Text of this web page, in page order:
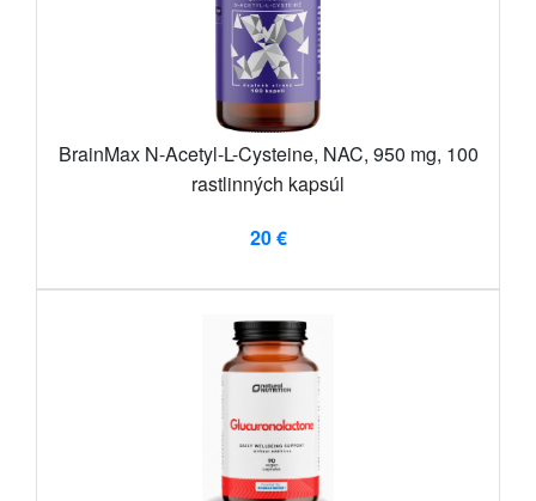
BrainMax N-Acetyl-L-Cysteine, NAC, 950 mg, 100
rastlinných kapsúl
20 €